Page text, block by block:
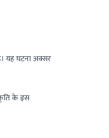
यह घटना अक्सर
के इस